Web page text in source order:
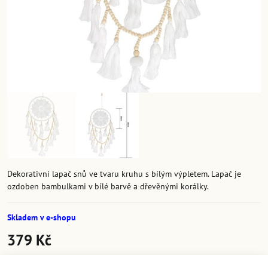
Dekorativní lapač snů ve tvaru kruhu s bílým výpletem. Lapač je
ozdoben bambulkami v bílé barvě a dřevěnými korálky.
Skladem v e-shopu
379 Kč